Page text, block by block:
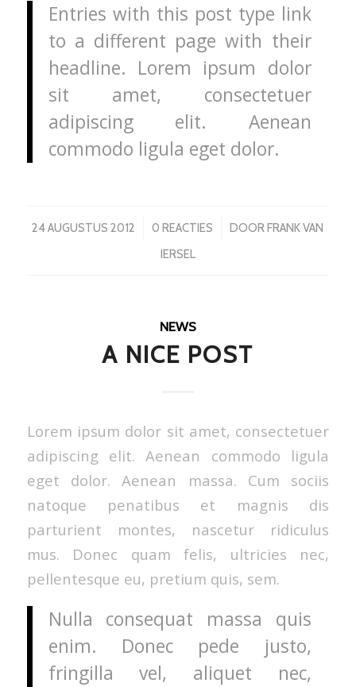
Entries with this post type link
to a different page with their
headline. Lorem ipsum dolor
sit amet, consectetuer
adipiscing elit. Aenean
commodo ligula eget dolor.
24 AUGUSTUS 2012
/ 0 REACTIES
/ DOOR FRANK VAN
IERSEL
NEWS
A NICE POST
Lorem ipsum dolor sit amet, consectetuer
adipiscing elit. Aenean commodo ligula
eget dolor. Aenean massa. Cum sociis
natoque penatibus et magnis dis
parturient montes, nascetur ridiculus
mus. Donec quam felis, ultricies nec,
pellentesque eu, pretium quis, sem.
Nulla consequat massa quis
enim. Donec pede justo,
fringilla vel, aliquet nec,